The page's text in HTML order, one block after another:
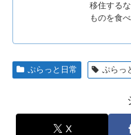
移住する
ものを食
ぷらっと日常 ぷらっ
X